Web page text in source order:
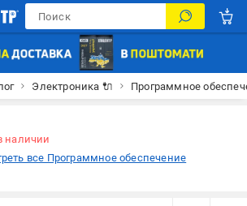
Электроника 🔌 Программное
наличии
все Программное обеспечение